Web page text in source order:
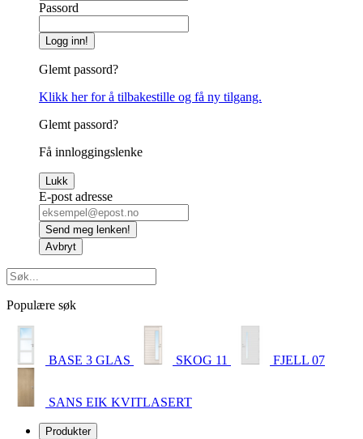
Passord
Logg inn!
Glemt passord?
Klikk her for å tilbakestille og få ny tilgang.
Glemt passord?
Få innloggingslenke
Lukk
E-post adresse
Send meg lenken!
Avbryt
Populære søk
BASE 3 GLAS SKOG 11 FJELL 07
SANS EIK KVITLASERT
Produkter